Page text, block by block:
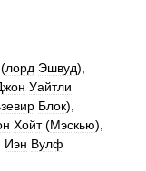
(лорд Эшвуд),
Уайтли
Блок),
Хойт(Мэскью),
Иэн Вулф